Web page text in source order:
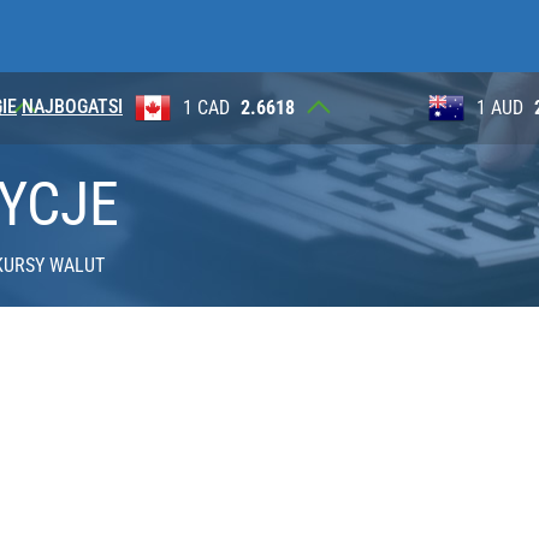
NAJBOGATSI 1 CAD 2.6618 1 AUD
WALUT